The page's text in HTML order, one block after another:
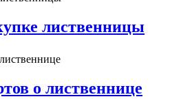
лиственницы
о лиственнице